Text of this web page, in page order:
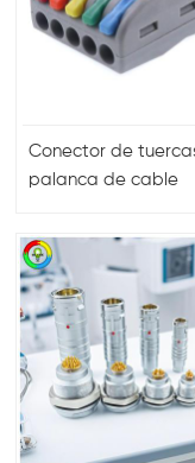
Conector de
palanca de cable
orificios